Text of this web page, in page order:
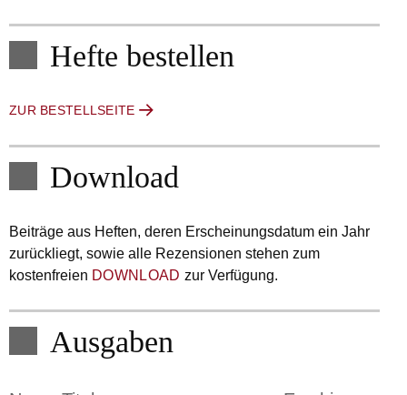
Hefte bestellen
ZUR BESTELLSEITE
Download
Beiträge aus Heften, deren Erscheinungsdatum ein Jahr
zurückliegt, sowie alle Rezensionen stehen zum
kostenfreien DOWNLOAD zur Verfügung.
Ausgaben